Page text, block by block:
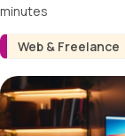
Web & Freelance
minutes